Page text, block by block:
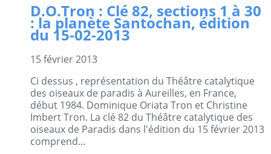
D.O.Tron : Clé 82, sections 1 à 30
: la planète Santochan, édition
du 15-02-2013
15 février 2013
Ci dessus , représentation du Théâtre catalytique
des oiseaux de paradis à Aureilles, en France,
début 1984. Dominique Oriata Tron et Christine
Imbert Tron. La clé 82 du Théâtre catalytique des
oiseaux de Paradis dans l'édition du 15 février 2013
comprend...